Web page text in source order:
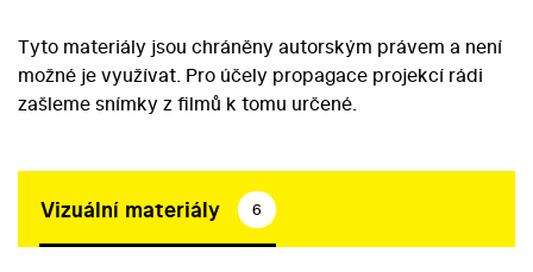
Tyto materiály jsou chráněny autorským právem a není
možné je využívat. Pro účely propagace projekcí rádi
zašleme snímky z filmů k tomu určené.
Vizuální materiály 6